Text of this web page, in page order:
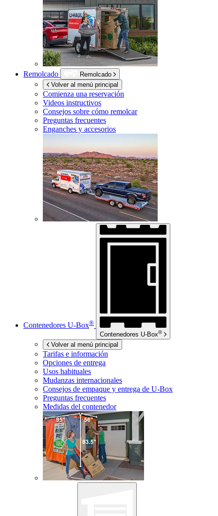
Remolcado
Remolcado
Volver al menú principal
Comienza una reservación
Videos instructivos
Consejos sobre cómo remolcar
Preguntas frecuentes
Enganches y accesorios
Contenedores U-Box®
Contenedores U-Box®
Volver al menú principal
Tarifas e información
Opciones de entrega
Usos habituales
Mudanzas internacionales
Consejos de empaque y entrega de U-Box
Preguntas frecuentes
Medidas del contenedor